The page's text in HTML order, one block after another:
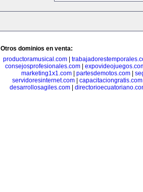
Otros dominios en venta:
productoramusical.com
consejosprofesionales.com|
marketing1x1.com| partesdemotos.com|
servidoresinternet.com| capacitaciongratis.com
desarrollosagiles.com